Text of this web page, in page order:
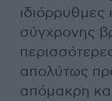
ιδιόρρυθμες
σύγχρονης
απολύτως
απόμακρη